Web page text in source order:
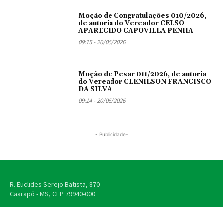
Moção de Congratulações 010/2026,
de autoria do Vereador CELSO
APARECIDO CAPOVILLA PENHA
09:15 - 20/05/2026
Moção de Pesar 011/2026, de autoria
do Vereador CLENILSON FRANCISCO
DA SILVA
09:14 - 20/05/2026
- Publicidade-
R. Euclides Serejo Batista, 870
Caarapó - MS, CEP 79940-000